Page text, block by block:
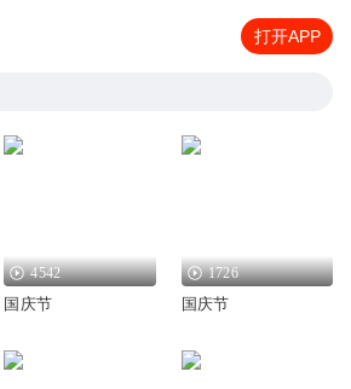
打开APP
4542
国庆节
1726
国庆节